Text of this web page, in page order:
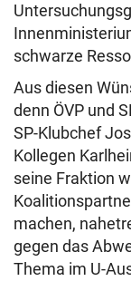
schwarze
Aus diesen
denn ÖVP und
SP-Klubchef
Kollegen
seine Fraktion
machen,
gegen das
Thema im U-